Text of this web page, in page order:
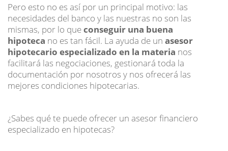
Pero esto no es así por un principal motivo: las
necesidades del banco y las nuestras no son las
mismas, por lo queconseguir una buena
hipoteca no es tan fácil. La ayuda de un asesor
hipotecario especializado en la materia nos
facilitará las negociaciones, gestionará toda la
documentación por nosotros y nos ofrecerá las
mejores condiciones hipotecarias.
¿Sabes qué te puede ofrecer un asesor financiero
especializado en hipotecas?